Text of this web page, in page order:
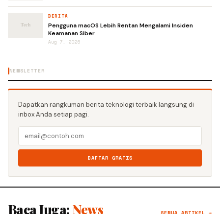
BERITA
Pengguna macOS Lebih Rentan Mengalami Insiden
Keamanan Siber
Aug 7, 2026
NEWSLETTER
Dapatkan rangkuman berita teknologi terbaik langsung di
inbox Anda setiap pagi.
DAFTAR GRATIS
Baca Juga: News